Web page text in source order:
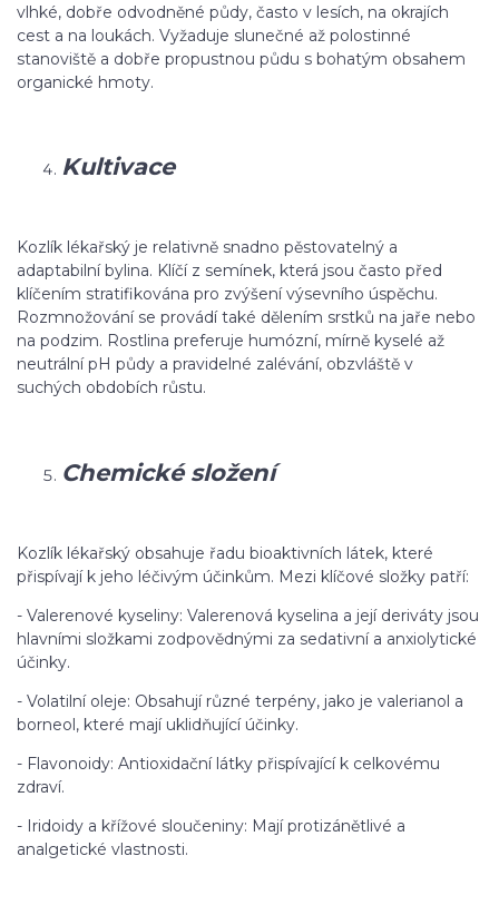
vlhké, dobře odvodněné půdy, často v lesích, na okrajích
cest a na loukách. Vyžaduje slunečné až polostinné
stanoviště a dobře propustnou půdu s bohatým obsahem
organické hmoty.
Kultivace
Kozlík lékařský je relativně snadno pěstovatelný a
adaptabilní bylina. Klíčí z semínek, která jsou často před
klíčením stratifikována pro zvýšení výsevního úspěchu.
Rozmnožování se provádí také dělením srstků na jaře nebo
na podzim. Rostlina preferuje humózní, mírně kyselé až
neutrální pH půdy a pravidelné zalévání, obzvláště v
suchých obdobích růstu.
Chemické složení
Kozlík lékařský obsahuje řadu bioaktivních látek, které
přispívají k jeho léčivým účinkům. Mezi klíčové složky patří:
- Valerenové kyseliny: Valerenová kyselina a její deriváty jsou
hlavními složkami zodpovědnými za sedativní a anxiolytické
účinky.
- Volatilní oleje: Obsahují různé terpény, jako je valerianol a
borneol, které mají uklidňující účinky.
- Flavonoidy: Antioxidační látky přispívající k celkovému
zdraví.
- Iridoidy a křížové sloučeniny: Mají protizánětlivé a
analgetické vlastnosti.